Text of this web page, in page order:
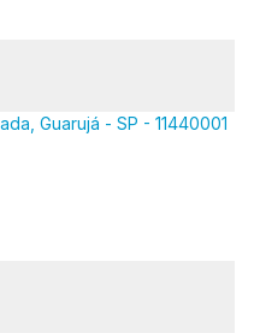
Guarujá - SP - 11440001